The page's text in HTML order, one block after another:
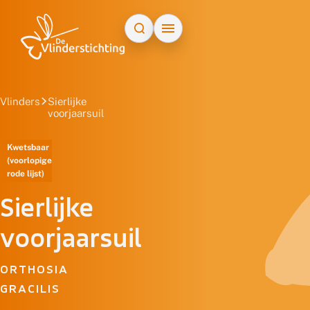
Vlinders
Sierlijke
voorjaarsuil
Kwetsbaar
(voorlopige
rode lijst)
Sierlijke
voorjaarsuil
ORTHOSIA
GRACILIS